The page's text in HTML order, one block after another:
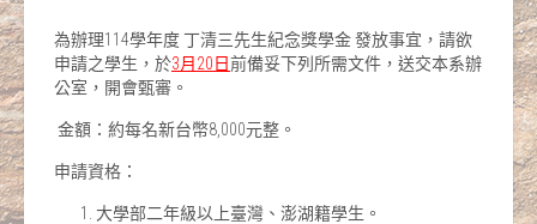
為辦理114學年度 丁清三先生紀念獎學金 發放事宜，請欲
申請之學生，於3月 20 日前備妥下列所需文件，送交本系辦
公室，開會甄審。
金額：約每名新台幣8,000元整。
申請資格：
大學部二年級以上臺灣、澎湖籍學生。